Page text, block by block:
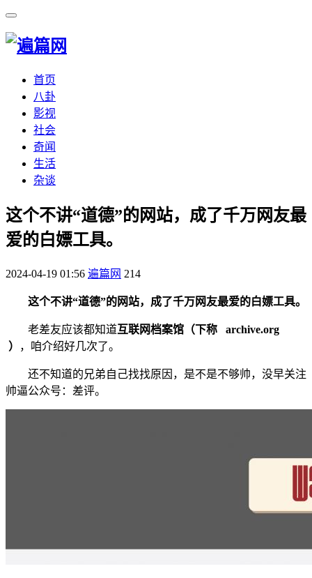
首页
八卦
影视
社会
奇闻
生活
杂谈
​这个不讲“道德”的网站，成了千万网友最
爱的白嫖工具。
2024-04-19 01:56 遍篇网 214
这个不讲“道德”的网站，成了千万网友最爱的白嫖工具。
老差友应该都知道互联网档案馆（下称 archive.org
）
，咱介绍好几次了。
还不知道的兄弟自己找找原因，是不是不够帅，没早关注
帅逼公众号：差评。